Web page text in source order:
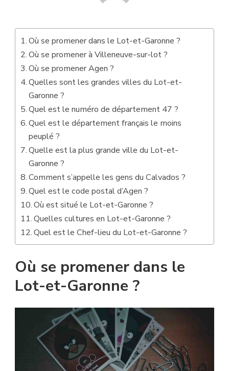
Où se promener dans le Lot-et-Garonne ?
Où se promener à Villeneuve-sur-lot ?
Où se promener Agen ?
Quelles sont les grandes villes du Lot-et-
Garonne ?
Quel est le numéro de département 47 ?
Quel est le département français le moins
peuplé ?
Quelle est la plus grande ville du Lot-et-
Garonne ?
Comment s’appelle les gens du Calvados ?
Quel est le code postal d’Agen ?
Où est situé le Lot-et-Garonne ?
Quelles cultures en Lot-et-Garonne ?
Quel est le Chef-lieu du Lot-et-Garonne ?
Où se promener dans le
Lot-et-Garonne ?